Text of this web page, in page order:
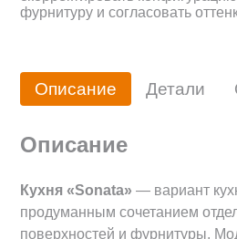
фурнитуру и согласовать
Описание Детали
Описание
Кухня «Sonata» — вариант
продуманным сочетанием
поверхностей и фурнитуры.